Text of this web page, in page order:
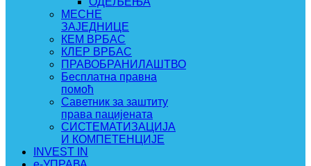
МЕСНЕ
ЗАЈЕДНИЦЕ
КЕМ ВРБАС
КЛЕР ВРБАС
ПРАВОБРАНИЛАШТВО
Бесплатна правна
помоћ
Саветник за заштиту
права пацијената
СИСТЕМАТИЗАЦИЈА
И КОМПЕТЕНЦИЈЕ
INVEST IN